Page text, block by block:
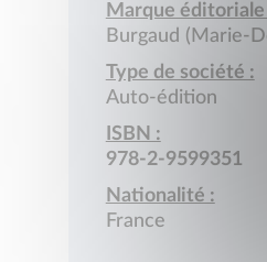
Marque éditoriale :
Burgaud (Marie-
Type de société :
Auto-édition
ISBN :
978-2-9599351
Nationalité :
France